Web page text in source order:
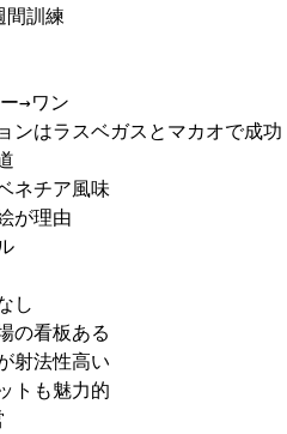
訓練
→ワン
ンはラスベガスとマカオで成功
ネチア風味
が理由
し
の看板ある
射法性高い
トも魅力的